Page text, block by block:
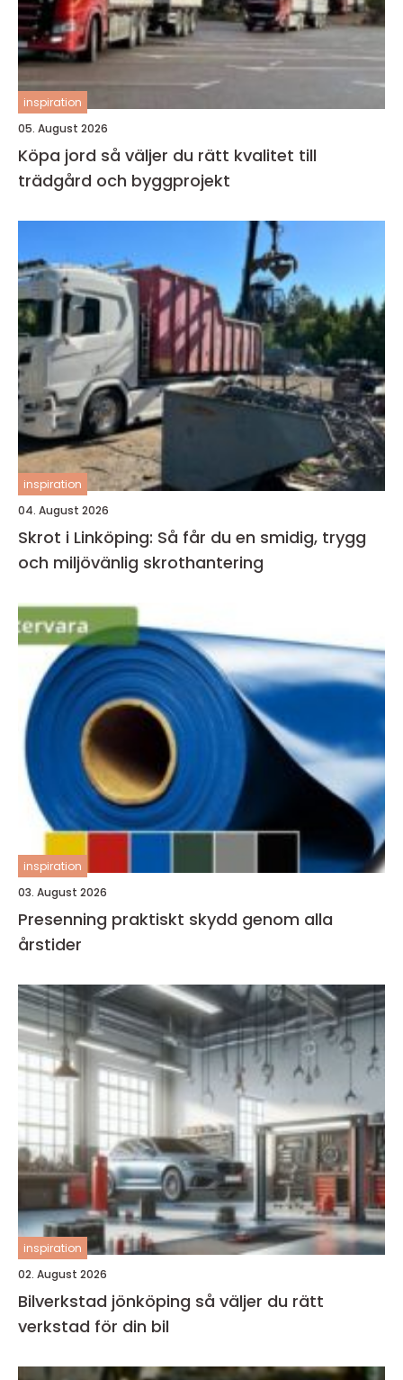
inspiration
05. August 2026
Köpa jord så väljer du rätt kvalitet till
trädgård och byggprojekt
inspiration
04. August 2026
Skrot i Linköping: Så får du en smidig, trygg
och miljövänlig skrothantering
inspiration
03. August 2026
Presenning praktiskt skydd genom alla
årstider
inspiration
02. August 2026
Bilverkstad jönköping så väljer du rätt
verkstad för din bil